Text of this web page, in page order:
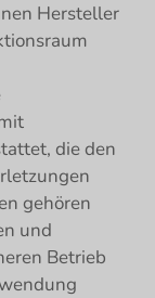
Hersteller
die den
gehören
und
Betrieb